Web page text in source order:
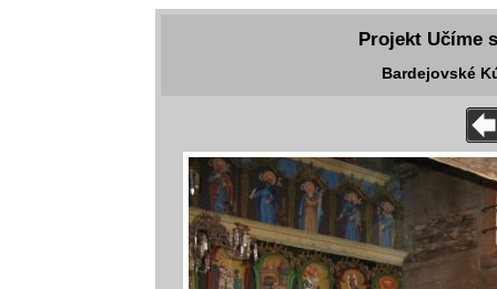
Projekt Učíme
Bardejovské